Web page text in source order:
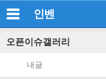
인벤
오픈이슈갤러리
내글